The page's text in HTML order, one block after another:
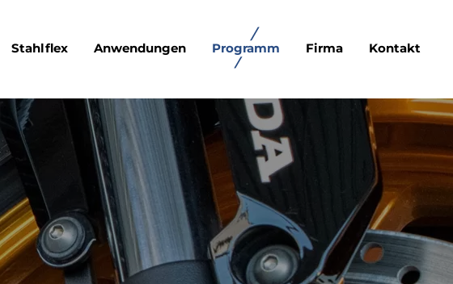
Stahlflex Anwendungen Programm Firma Kontakt